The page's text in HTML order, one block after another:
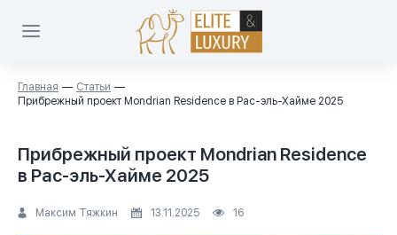
Главная
Статьи
Прибрежный проект Mondrian Residence в Рас-эль-Хайме 2025
Прибрежный проект Mondrian Residence
в Рас-эль-Хайме 2025
Максим Тяжкин 13.11.2025 16